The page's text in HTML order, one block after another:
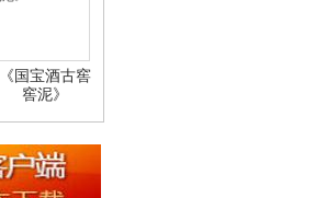
《国宝酒古窖
窖泥》